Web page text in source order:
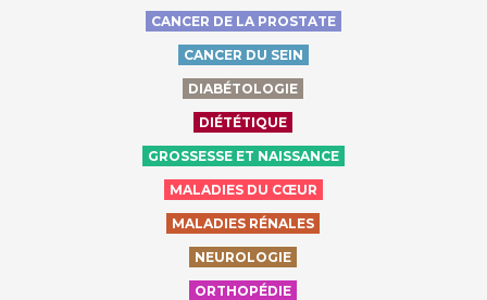
CANCER DE LA PROSTATE
CANCER DU SEIN
DIABÉTOLOGIE
DIÉTÉTIQUE
GROSSESSE ET NAISSANCE
MALADIES DU CŒUR
MALADIES RÉNALES
NEUROLOGIE
ORTHOPÉDIE